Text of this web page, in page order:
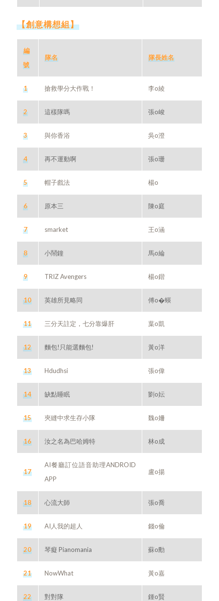
【創意構想組】
編
號
隊名 隊長姓名
1 搶救學分大作戰！ 李o綾
2 這樣隊嗎 張o峻
3 與你香浴 吳o澄
4 再不運動啊 張o珊
5 帽子戲法 楊o
6 原本三 陳o庭
7 smarket 王o涵
8 小鬧鐘 馬o綸
9 TRIZ Avengers 楊o鍇
10 英雄所見略同 傅o�蝧
11 三分天註定，七分靠爆肝 葉o凱
12 麵包!只能選麵包! 黃o洋
13 Hdudhsi 張o偉
14 缺點睡眠 劉o妘
15 夾縫中求生存小隊 魏o姍
16 汝之名為巴哈姆特 林o成
17
AI餐廳訂位語音助理ANDROID
APP
盧o揚
18 心流大師 張o喬
19 AI人我的超人 錢o倫
20 琴癡 Pianomania 蘇o勳
21 NowWhat 黃o嘉
22 對對隊 鍾o賢